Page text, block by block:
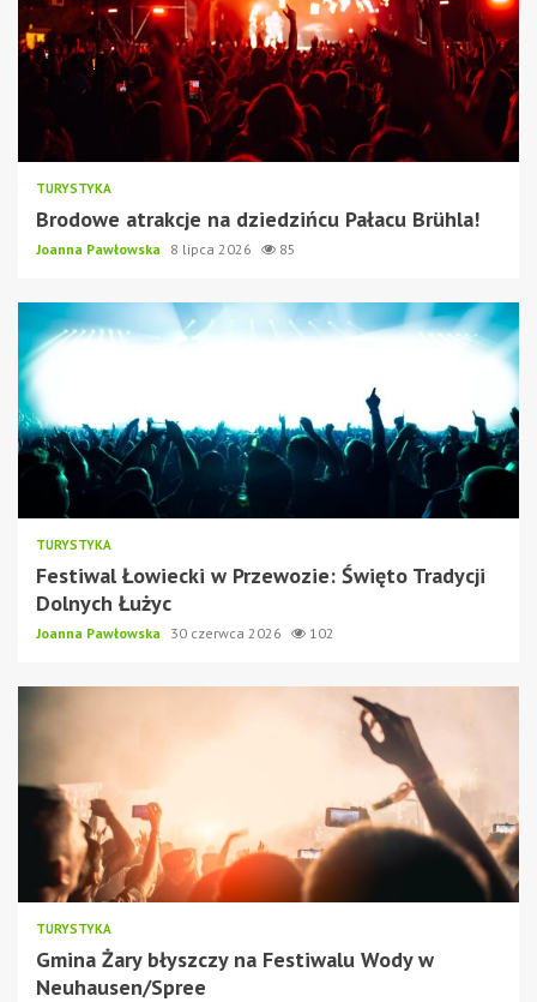
TURYSTYKA
Brodowe atrakcje na dziedzińcu Pałacu Brühla!
Joanna Pawłowska 8 lipca 2026 85
TURYSTYKA
Festiwal Łowiecki w Przewozie: Święto Tradycji
Dolnych Łużyc
Joanna Pawłowska 30 czerwca 2026 102
TURYSTYKA
Gmina Żary błyszczy na Festiwalu Wody w
Neuhausen/Spree